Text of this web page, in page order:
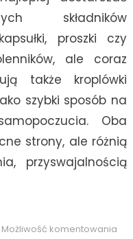
składników
proszki czy
ale coraz
także kroplówki
szybki sposób na
Oba
strony, ale różnią
przyswajalnością
Możliwość komentowania